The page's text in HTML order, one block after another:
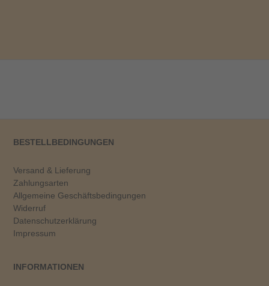
BESTELLBEDINGUNGEN
Versand & Lieferung
Zahlungsarten
Allgemeine Geschäftsbedingungen
Widerruf
Datenschutzerklärung
Impressum
INFORMATIONEN